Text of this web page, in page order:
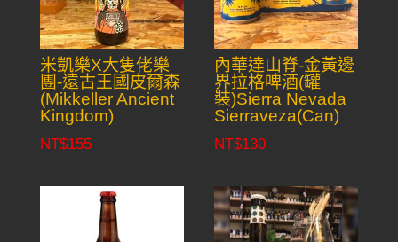
米凱樂X大隻佬樂
團-遠古王國皮爾森
(Mikkeller Ancient
Kingdom)
NT$155
內華達山脊-金黃邊
界拉格啤酒(罐
裝)Sierra Nevada
Sierraveza(Can)
NT$130